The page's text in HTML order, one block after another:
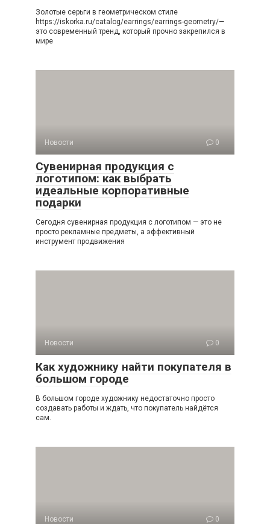
Золотые серьги в геометрическом стиле
https://iskorka.ru/catalog/earrings/earrings-geometry/—
это современный тренд, который прочно закрепился в
мире
Новости 0
Сувенирная продукция с
логотипом: как выбрать
идеальные корпоративные
подарки
Сегодня сувенирная продукция с логотипом — это не
просто рекламные предметы, а эффективный
инструмент продвижения
Новости 0
Как художнику найти покупателя в
большом городе
В большом городе художнику недостаточно просто
создавать работы и ждать, что покупатель найдётся
сам.
Новости 0